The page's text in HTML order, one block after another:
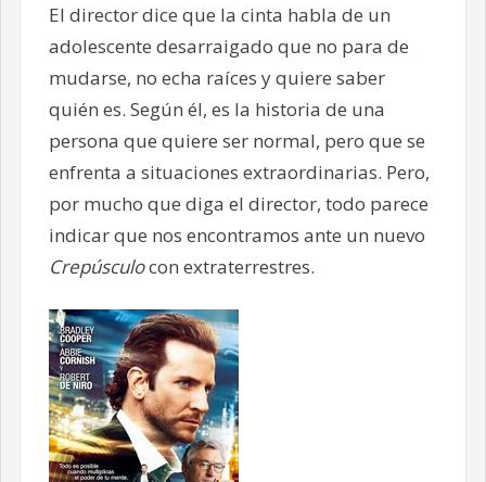
El director dice que la cinta habla de un
adolescente desarraigado que no para de
mudarse, no echa raíces y quiere saber
quién es. Según él, es la historia de una
persona que quiere ser normal, pero que se
enfrenta a situaciones extraordinarias. Pero,
por mucho que diga el director, todo parece
indicar que nos encontramos ante un nuevo
Crepúsculocon extraterrestres.